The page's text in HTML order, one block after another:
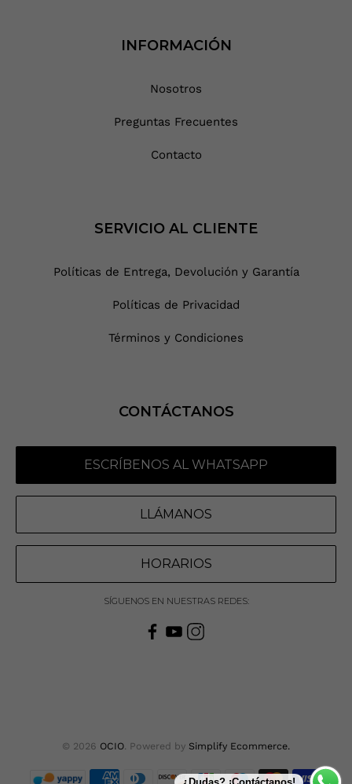
INFORMACIÓN
Nosotros
Preguntas Frecuentes
Contacto
SERVICIO AL CLIENTE
Políticas de Entrega, Devolución y Garantía
Políticas de Privacidad
Términos y Condiciones
CONTÁCTANOS
ESCRÍBENOS AL WHATSAPP
LLÁMANOS
HORARIOS
SÍGUENOS EN NUESTRAS REDES:
© 2026 OCIO. Powered by Simplify Ecommerce.